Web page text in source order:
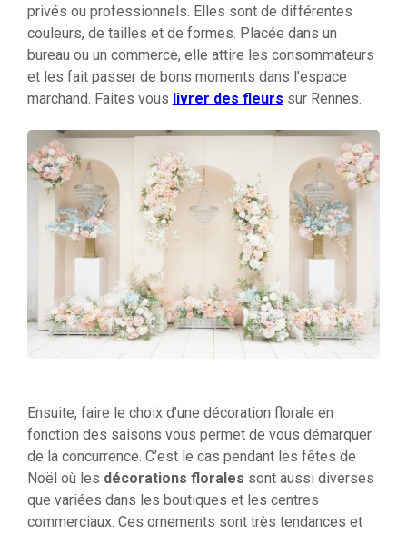
privés ou professionnels. Elles sont de différentes
couleurs, de tailles et de formes. Placée dans un
bureau ou un commerce, elle attire les consommateurs
et les fait passer de bons moments dans l’espace
marchand. Faites vous livrer des fleurs sur Rennes.
Ensuite, faire le choix d’une décoration florale en
fonction des saisons vous permet de vous démarquer
de la concurrence. C’est le cas pendant les fêtes de
Noël où les décorations florales sont aussi diverses
que variées dans les boutiques et les centres
commerciaux. Ces ornements sont très tendances et